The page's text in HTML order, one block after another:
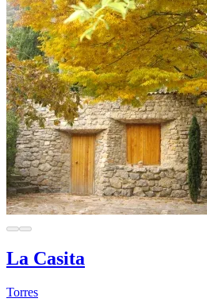
La Casita
Torres